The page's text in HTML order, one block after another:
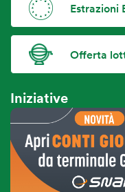
Estrazioni
Offerta
Iniziative